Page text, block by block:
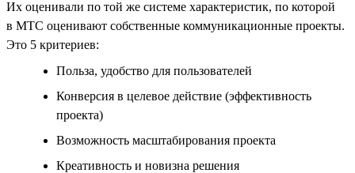
Их оценивали по той же системе характеристик, по которой
в МТС оценивают собственные коммуникационные проекты.
Это 5 критериев:
Польза, удобство для пользователей
Конверсия в целевое действие (эффективность
проекта)
Возможность масштабирования проекта
Креативность и новизна решения